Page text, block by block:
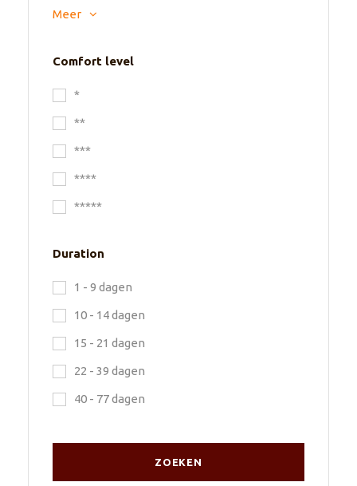
Meer
Comfort level
*
**
***
****
*****
Duration
1 - 9 dagen
10 - 14 dagen
15 - 21 dagen
22 - 39 dagen
40 - 77 dagen